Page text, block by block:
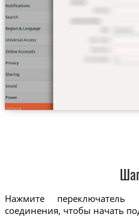
Нажмите
соединения, чтобы начать